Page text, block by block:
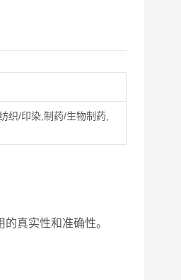
织/印染,制药/生物制药,
真实性和准确性。